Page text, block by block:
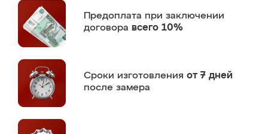
Предоплата при заключении
договора всего 10%
Сроки изготовления от 7 дней
после замера